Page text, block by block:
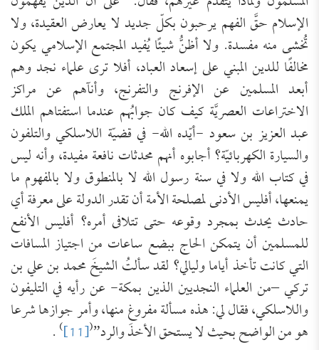
الإسلام حقَّ الفهم يرحبون بكلّ جديد لا يعارض العقيدة، ولا
تُخشى منه مفسدة. ولا أظنُّ شيئًا يُفيد المجتمع الإسلامي يكون
مخالفًا للدين المبني على إسعاد العباد، أفلا ترى علماء نجد وهم
أبعد المسلمين عن الإفرنج والتفرنج، وأنآهم عن مراكز
الاختراعات العصريَّة كيف كان جوابُهم عندما استفتاهم الملك
عبد العزيز بن سعود -أيّده الله- في قضيّة اللاسلكي والتلفون
والسيارة الكهربائيّة؟ أجابوه أنهم محدثات نافعة مفيدة، وأنه ليس
في كتاب الله ولا في سنة رسول الله لا بالمنطوق ولا بالمفهوم ما
يمنعها، أفليس الأدنى لمصلحة الأمة أن تقدر الدولة على معرفة أي
حادث يحدث بمجرد وقوعه حتى تتلافى أمره؟ أفليس الأنفع
للمسلمين أن يتمكن الحاج ببضع ساعات من اجتياز المسافات
التي كانت تأخذ أياما وليالي؟ لقد سألتُ الشيخَ محمد بن علي بن
تركي –من العلماء النجديين الذين بمكة- عن رأيه في التليفون
واللاسلكي، فقال لي: هذه مسألة مفروغ منها، وأمر جوازها شرعا
هو من الواضح بحيث لا يستحق الأخذَ والرد”(
[11]
)
.